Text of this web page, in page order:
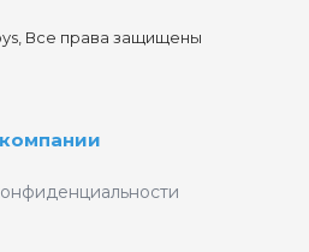
Все права защищены